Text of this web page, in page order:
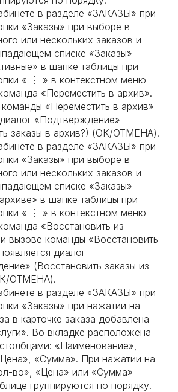
в разделе «ЗАКАЗЫ» при
«Заказы» при выборе в
или нескольких заказов и
списке «Заказы»
в шапке таблицы при
« ⋮ » в контекстном меню
«Переместить в архив».
«Переместить в архив»
«Подтверждение»
заказы в архив?) (ОК/ОТМЕНА).
в разделе «ЗАКАЗЫ» при
«Заказы» при выборе в
или нескольких заказов и
списке «Заказы»
в шапке таблицы при
« ⋮ » в контекстном меню
«Восстановить из
вызове команды «Восстановить
диалог
(Восстановить заказы из
ОТМЕНА).
в разделе «ЗАКАЗЫ» при
«Заказы» при нажатии на
в карточке заказа добавлена
Во вкладке расположена
«Наименование»,
«Сумма». При нажатии на
во», «Цена» или «Сумма»
группируются по порядку.